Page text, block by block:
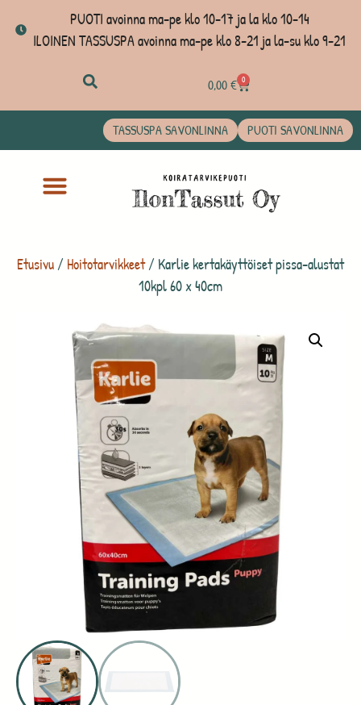
PUOTI avoinna ma-pe klo 10-17 ja la klo 10-14
ILOINEN TASSUSPA avoinna ma-pe klo 8-21 ja la-su klo 9-21
0,00€ 0
TASSUSPA SAVONLINNA PUOTI SAVONLINNA
Etusivu / Hoitotarvikkeet/ Karlie kertakäyttöiset pissa-alustat
10kpl 60 x 40cm